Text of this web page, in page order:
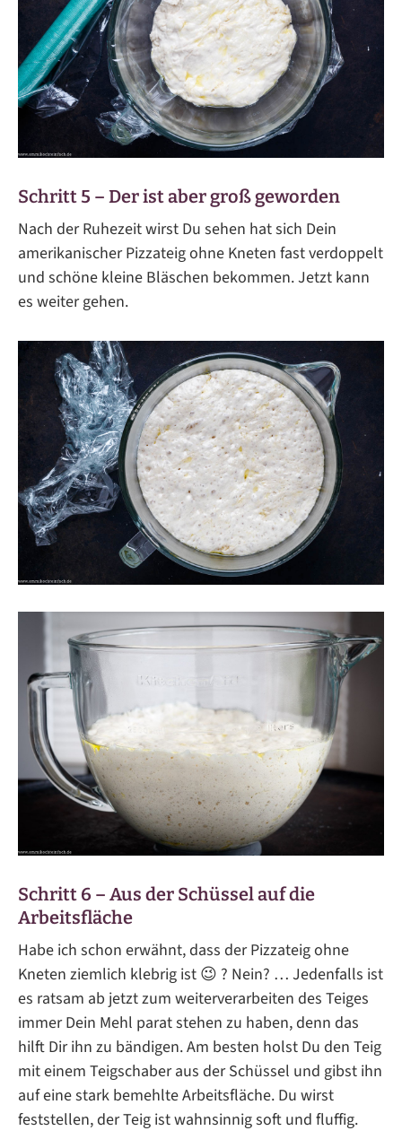
Schritt 5 – Der ist aber groß geworden
Nach der Ruhezeit wirst Du sehen hat sich Dein
amerikanischer Pizzateig ohne Kneten fast verdoppelt
und schöne kleine Bläschen bekommen. Jetzt kann
es weiter gehen.
Schritt 6 – Aus der Schüssel auf die
Arbeitsfläche
Habe ich schon erwähnt, dass der Pizzateig ohne
Kneten ziemlich klebrig ist 😉 ? Nein? … Jedenfalls ist
es ratsam ab jetzt zum weiterverarbeiten des Teiges
immer Dein Mehl parat stehen zu haben, denn das
hilft Dir ihn zu bändigen. Am besten holst Du den Teig
mit einem Teigschaber aus der Schüssel und gibst ihn
auf eine stark bemehlte Arbeitsfläche. Du wirst
feststellen, der Teig ist wahnsinnig soft und fluffig.